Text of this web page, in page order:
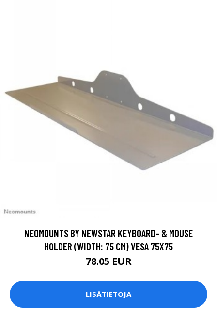
NEOMOUNTS BY NEWSTAR KEYBOARD- & MOUSE
HOLDER (WIDTH: 75 CM) VESA 75X75
78.05 EUR
LISÄTIETOJA